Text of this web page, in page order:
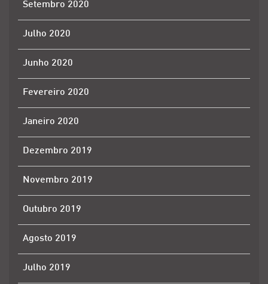
Setembro 2020
Julho 2020
Junho 2020
Fevereiro 2020
Janeiro 2020
Dezembro 2019
Novembro 2019
Outubro 2019
Agosto 2019
Julho 2019